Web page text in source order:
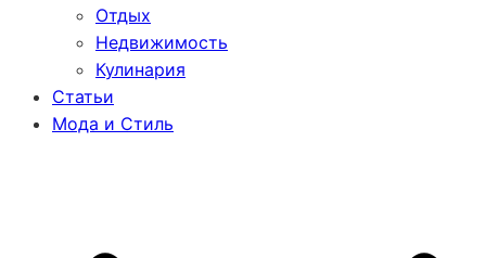
Отдых
Недвижимость
Кулинария
Статьи
Мода и Стиль